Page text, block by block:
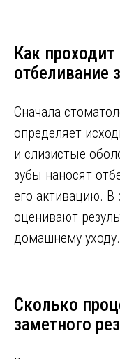
Как
отбеливание
Сначала
определяет
и слизистые
зубы наносят
его активацию. В
оценивают
домашнему уходу.
Сколько
заметного